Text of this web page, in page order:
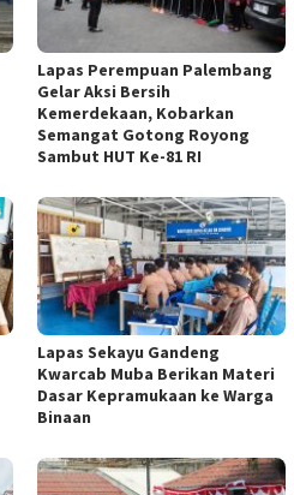
Lapas Perempuan Palembang
Gelar Aksi Bersih
Kemerdekaan, Kobarkan
Semangat Gotong Royong
Sambut HUT Ke-81 RI
Lapas Sekayu Gandeng
Kwarcab Muba Berikan Materi
Dasar Kepramukaan ke Warga
Binaan